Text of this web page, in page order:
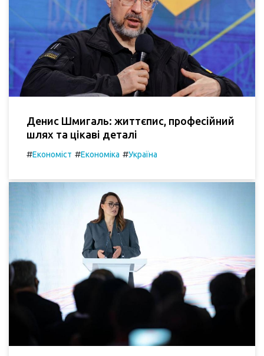
Денис Шмигаль: життєпис, професійний
шлях та цікаві деталі
#Економіст #Економіка #Україна